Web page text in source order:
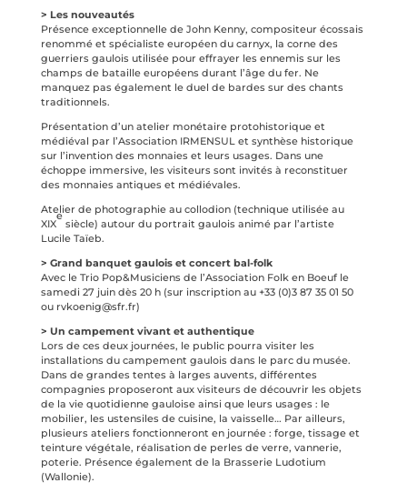
> Les nouveautés
Présence exceptionnelle de John Kenny, compositeur écossais
renommé et spécialiste européen du carnyx, la corne des
guerriers gaulois utilisée pour effrayer les ennemis sur les
champs de bataille européens durant l’âge du fer. Ne
manquez pas également le duel de bardes sur des chants
traditionnels.
Présentation d’un atelier monétaire protohistorique et
médiéval par l’Association IRMENSUL et synthèse historique
sur l’invention des monnaies et leurs usages. Dans une
échoppe immersive, les visiteurs sont invités à reconstituer
des monnaies antiques et médiévales.
Atelier de photographie au collodion (technique utilisée au
XIX
e
siècle) autour du portrait gaulois animé par l’artiste
Lucile Taïeb.
> Grand banquet gaulois et concert bal-folk
Avec le Trio Pop&Musiciens de l’Association Folk en Boeuf le
samedi 27 juin dès 20 h (sur inscription au +33 (0)3 87 35 01 50
ou rvkoenig@sfr.fr)
> Un campement vivant et authentique
Lors de ces deux journées, le public pourra visiter les
installations du campement gaulois dans le parc du musée.
Dans de grandes tentes à larges auvents, différentes
compagnies proposeront aux visiteurs de découvrir les objets
de la vie quotidienne gauloise ainsi que leurs usages : le
mobilier, les ustensiles de cuisine, la vaisselle… Par ailleurs,
plusieurs ateliers fonctionneront en journée : forge, tissage et
teinture végétale, réalisation de perles de verre, vannerie,
poterie. Présence également de la Brasserie Ludotium
(Wallonie).